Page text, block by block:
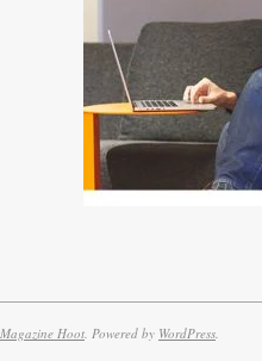
Magazine Hoot . Powered by WordPress